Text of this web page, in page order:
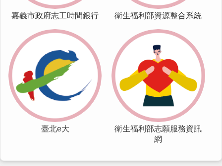
處
時
間
銀
行
策
嘉義市政府志工時間銀行 衛生福利部資源整合系統
臺北e大
衛生福利部志願服務資訊
網